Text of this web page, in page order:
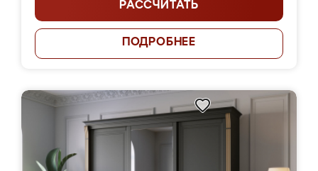
РАССЧИТАТЬ
ПОДРОБНЕЕ